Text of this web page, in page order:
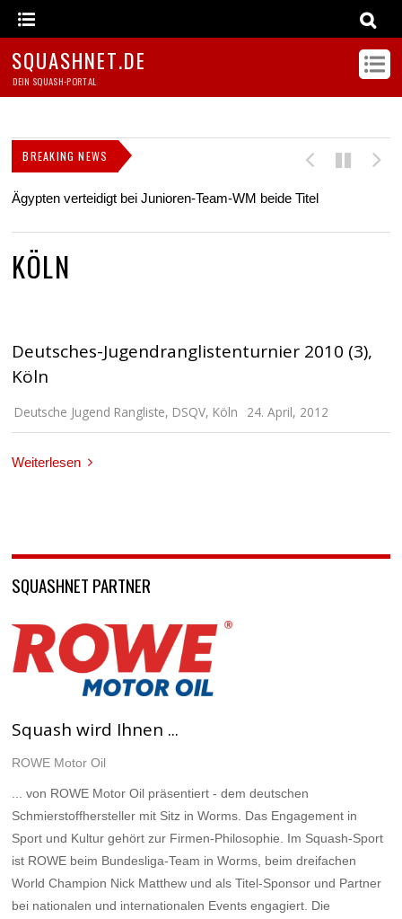
SQUASHNET.DE
DEIN SQUASH-PORTAL
BREAKING NEWS
Ägypten verteidigt bei Junioren-Team-WM beide Titel
KÖLN
Deutsches-Jugendranglistenturnier 2010 (3),
Köln
Deutsche Jugend Rangliste, DSQV, Köln 24. April, 2012
Weiterlesen
SQUASHNET PARTNER
Squash wird Ihnen ...
ROWE Motor Oil
... von ROWE Motor Oil präsentiert - dem deutschen
Schmierstoffhersteller mit Sitz in Worms. Das Engagement in
Sport und Kultur gehört zur Firmen-Philosophie. Im Squash-Sport
ist ROWE beim Bundesliga-Team in Worms, beim dreifachen
World Champion Nick Matthew und als Titel-Sponsor und Partner
bei nationalen und internationalen Events engagiert. Die